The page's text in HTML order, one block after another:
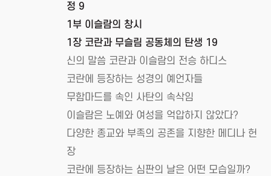
정 9
1부 이슬람의 창시
1장 코란과 무슬림 공동체의 탄생 19
신의 말씀 코란과 이슬람의 전승 하디스
코란에 등장하는 성경의 예언자들
무함마드를 속인 사탄의 속삭임
이슬람은 노예와 여성을 억압하지 않았다?
다양한 종교와 부족의 공존을 지향한 메디나 헌
장
코란에 등장하는 심판의 날은 어떤 모습일까?